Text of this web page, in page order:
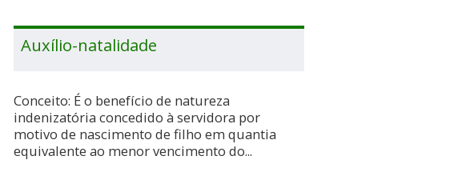
Auxílio-natalidade
Conceito: É o benefício de natureza
indenizatória concedido à servidora por
motivo de nascimento de filho em quantia
equivalente ao menor vencimento do...